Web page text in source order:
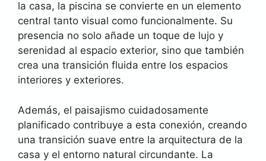
la casa, la piscina se convierte en un elemento
central tanto visual como funcionalmente. Su
presencia no solo añade un toque de lujo y
serenidad al espacio exterior, sino que también
crea una transición fluida entre los espacios
interiores y exteriores.
Además, el paisajismo cuidadosamente
planificado contribuye a esta conexión, creando
una transición suave entre la arquitectura de la
casa y el entorno natural circundante. La